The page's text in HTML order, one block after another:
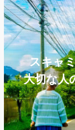
スキャ
大切な人